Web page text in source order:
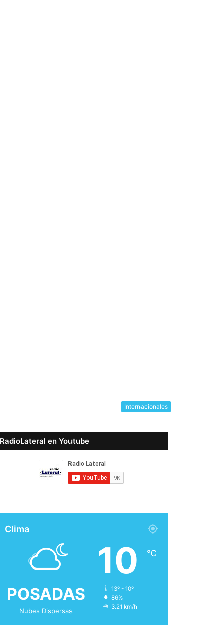
Internacionales
RadioLateral en Youtube
Clima
POSADAS
Nubes Dispersas
10 ℃
13º - 10º
86%
3.21 km/h